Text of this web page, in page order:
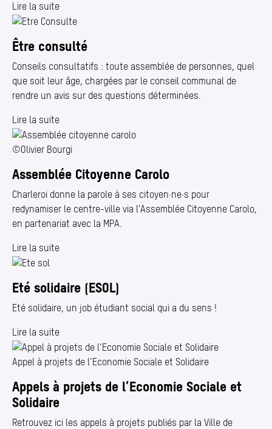
Lire la suite
Être consulté
Conseils consultatifs : toute assemblée de personnes, quel
que soit leur âge, chargées par le conseil communal de
rendre un avis sur des questions déterminées.
Lire la suite
©Olivier Bourgi
Assemblée Citoyenne Carolo
Charleroi donne la parole à ses citoyen·ne·s pour
redynamiser le centre-ville via l’Assemblée Citoyenne Carolo,
en partenariat avec la MPA.
Lire la suite
Eté solidaire (ESOL)
Eté solidaire, un job étudiant social qui a du sens !
Lire la suite
Appel à projets de l’Economie Sociale et Solidaire
Appels à projets de l’Economie Sociale et
Solidaire
Retrouvez ici les appels à projets publiés par la Ville de